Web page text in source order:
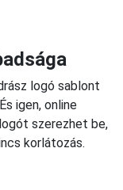
logó sablont
igen, online
szerezhet be,
korlátozás.